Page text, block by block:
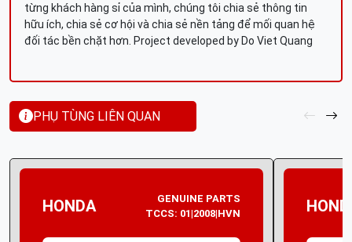
từng khách hàng sỉ của mình, chúng tôi chia sẻ thông tin
hữu ích, chia sẻ cơ hội và chia sẻ nền tảng để mối quan hệ
đối tác bền chặt hơn. Project developed by Do Viet Quang
PHỤ TÙNG LIÊN QUAN
HONDA
GENUINE PARTS
TCCS: 01|2008|HVN